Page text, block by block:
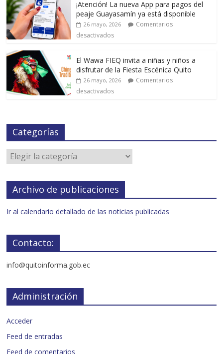
¡Atención! La nueva App para pagos del
peaje Guayasamín ya está disponible
26 mayo, 2026
Comentarios
desactivados
El Wawa FIEQ invita a niñas y niños a
disfrutar de la Fiesta Escénica Quito
26 mayo, 2026
Comentarios
desactivados
Categorías
Archivo de publicaciones
Ir al calendario detallado de las noticias publicadas
Contacto:
info@quitoinforma.gob.ec
Administración
Acceder
Feed de entradas
Feed de comentarios